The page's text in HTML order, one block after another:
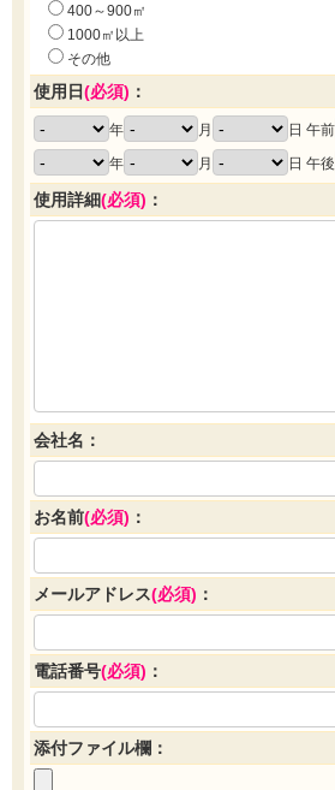
400～900㎡
1000㎡以上
その他
使用日(必須) ：
年 月 日 午前
年
月 日 午後
使用詳細(必須) ：
会社名：
お名前(必須) ：
メールアドレス(必須) ：
電話番号(必須) ：
添付ファイル欄：